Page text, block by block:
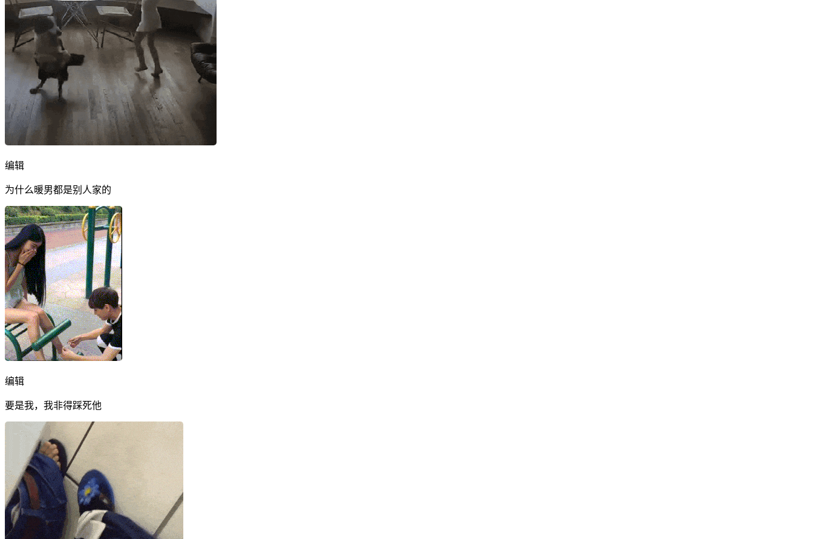
编辑
为什么暖男都是别人家的
编辑
要是我，我非得踩死他